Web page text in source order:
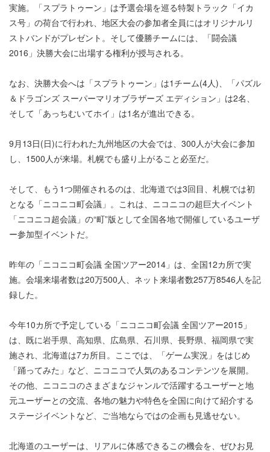
実施。「スプラトゥーン」は予選会場を巡る特製トラック「イカ
ス号」の荷台で行われ、地区大会の参加者全員にはオリジナルリ
ストバンドがプレゼント。そして優勝チームには、「闘会議
2016」決勝大会に出場する権利が授与される。
なお、決勝大会へは「スプラトゥーン」は1チーム(4人)、「パズル
＆ドラゴンズ スーパーマリオブラザーズ エディション」は2名、
そして「あっちむいてホイ」は1名が進出できる。
9月13日(日)に行われた九州地区の大会では、300人が大会に参加
し、1500人が来場。札幌でも盛り上がること必至だ。
そして、もう1つ開催されるのは、北海道では3回目、札幌では初
となる「ニコニコ町会議」。これは、ニコニコの超巨大イベント
「ニコニコ超会議」の“町”版として全国各地で開催しているユーザ
ー参加型イベントだ。
昨年の「ニコニコ町会議 全国ツアー2014」は、全国12カ所で実
施。会場来場者数は20万500人、ネット来場者数257万8546人を記
録した。
今年10カ所で予定している「ニコニコ町会議 全国ツアー2015」
は、既に岩手県、高知県、広島県、石川県、長野県、福岡県で実
施され、北海道は7カ所目。ここでは、「ゲーム実況」をはじめ
「踊ってみた」など、ニコニコで人気のあるコンテンツを展開。
その他、ニコニコのさまざまなジャンルで活躍するユーザーと地
元ユーザーとの交流、各地の魅力や特色を全国に向けて紹介する
ステージイベントなど、ご当地ならではの企画も見逃せない。
北海道のユーザーは、リアルに体感できるこの機会を、ぜひお見